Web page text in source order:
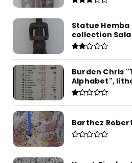
Statue Hemba
collection Sala
Burden Chris
Alphabet",
Barthez